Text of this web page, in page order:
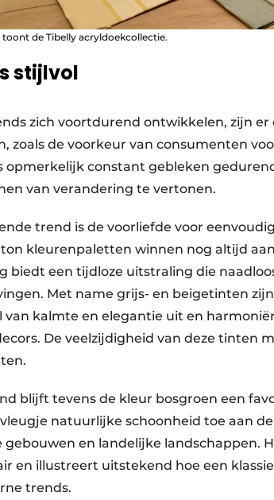
toont de Tibelly acryldoekcollectie.
stijlvol
zich voortdurend ontwikkelen, zijn
zoals de voorkeur van consumenten
opmerkelijk constant gebleken
van verandering te vertonen.
trend is de voorliefde voor
kleurenpaletten winnen nog altijd
biedt een tijdloze uitstraling die
Met name grijs- en beigetinten
van kalmte en elegantie uit en
De veelzijdigheid van deze tinten
blijft tevens de kleur bosgroen een
natuurlijke schoonheid toe aan
gebouwen en landelijke landschappen.
en illustreert uitstekend hoe een
trends.